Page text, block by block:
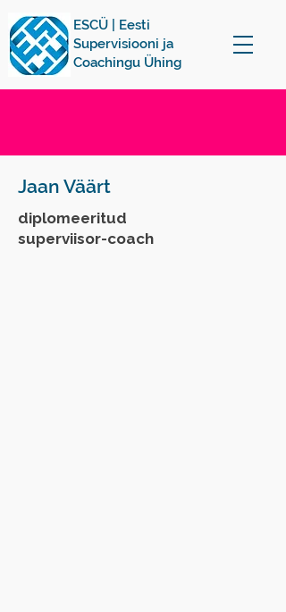
ESCÜ | Eesti
Supervisiooni ja
Coachingu Ühing
Jaan Väärt
diplomeeritud
superviisor-coach